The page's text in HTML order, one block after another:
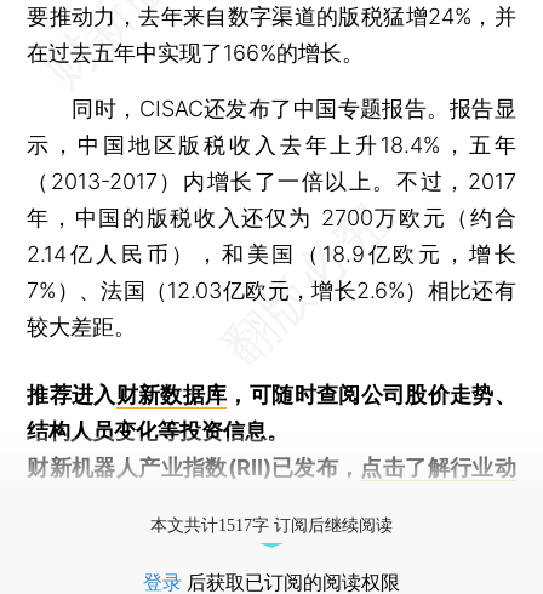
要推动力，去年来自数字渠道的版税猛增24%，并
在过去五年中实现了166%的增长。
同时，CISAC还发布了中国专题报告。报告显
示，中国地区版税收入去年上升18.4%，五年
（2013-2017）内增长了一倍以上。不过，2017
年，中国的版税收入还仅为 2700万欧元（约合
2.14亿人民币），和美国（18.9亿欧元，增长
7%）、法国（12.03亿欧元，增长2.6%）相比还有
较大差距。
推荐进入财新数据库 ，可随时查阅公司股价走势、
结构人员变化等投资信息。
财新机器人产业指数(RII)已发布， 点击了解行业动
本文共计1517字 订阅后继续阅读
登录 后获取已订阅的阅读权限